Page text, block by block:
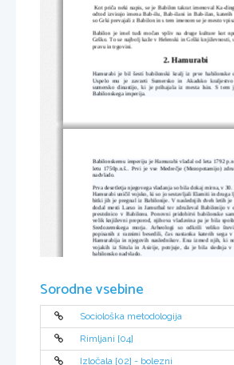
Kot priča neki napis, se je Babilon takrat imenoval Ka-
odtod izvirajo imena Bab-ilu, Bab-ilani in Bab-ilan, katerih
so Grki prevajali z Babilon in s tem imenom se je mesto
Babilon je imel tudi močan vpliv na druge kulture kot
Grško. To se najbolj kaže v Helenski in Grški književnosti,
pravu in trgovini.
2. Hamurabi
Hamurabi je bil šesti  babilonski kralj  iz prve babilonske
Uspelo   mu   je   zavzeti   Sumersko   in   Akadsko
sumersko   dinastijo,   ki   je   prihajala   iz   mesta   Isin.   S   tem
Babilonskega imperija.
Babilonskemu imperiju je Hamurabi vladal od leta 1792
letu 1750p.n.š.. Prvi je vse Medrečje (Mezopotamijo)
nadvlado.
Prva desetletja njegovega vladanja so bila dokaj mirna, v
Hamurabi uničil vojsko, ki so jo sestavljali Elamiti in druga
bitki jih je pregnal iz Babilonije. V naslednjih dveh letih je
dodal mesti Larso in Jamutbal ter združeval Babilonijo v
prestolnico v Babilonu. Ponovni pridobitvi babilonske
velik književni preporod, njihova vladavina pa je bila
Sredozemskega   morja.   Arheologi   so   odkrili   veliko
popisanih   z   raznimi   besedili,   čas   nastanka   katerih   sega
Hamurabija in njegovih naslednikov. Ena izmed njih, ki
vojakih  iz  Situla   in  Asirije,   potrjuje,  da  je  bila  slednja  v
babilonsko nadvlado.
vplival padec Šamsi-Adadovega imperija.
Sorodne vsebine
Sociološka metodologija
Rimljani [04]
Izločala [02] - bolezni